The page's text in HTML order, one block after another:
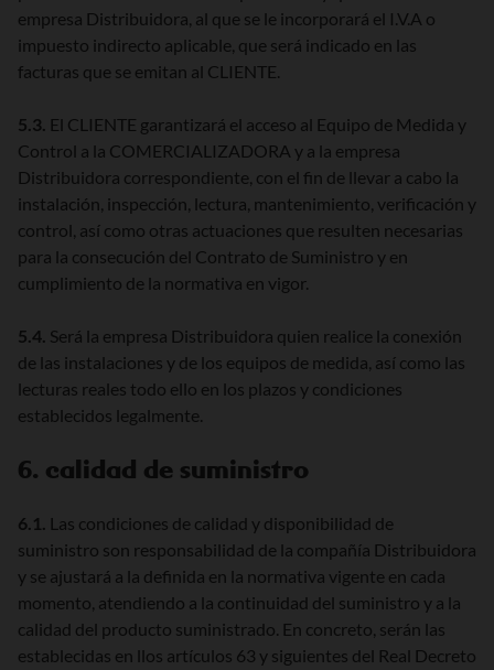
empresa Distribuidora, al que se le incorporará el I.V.A o
impuesto indirecto aplicable, que será indicado en las
facturas que se emitan al CLIENTE.
5.3. El CLIENTE garantizará el acceso al Equipo de Medida y
Control a la COMERCIALIZADORA y a la empresa
Distribuidora correspondiente, con el fin de llevar a cabo la
instalación, inspección, lectura, mantenimiento, verificación y
control, así como otras actuaciones que resulten necesarias
para la consecución del Contrato de Suministro y en
cumplimiento de la normativa en vigor.
5.4. Será la empresa Distribuidora quien realice la conexión
de las instalaciones y de los equipos de medida, así como las
lecturas reales todo ello en los plazos y condiciones
establecidos legalmente.
6. calidad de suministro
6.1. Las condiciones de calidad y disponibilidad de
suministro son responsabilidad de la compañía Distribuidora
y se ajustará a la definida en la normativa vigente en cada
momento, atendiendo a la continuidad del suministro y a la
calidad del producto suministrado. En concreto, serán las
establecidas en llos artículos 63 y siguientes del Real Decreto